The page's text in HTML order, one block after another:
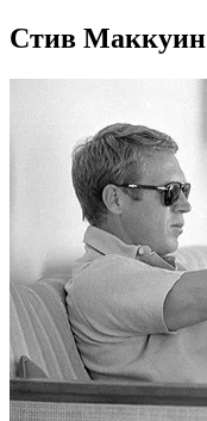
Стив Маккуин